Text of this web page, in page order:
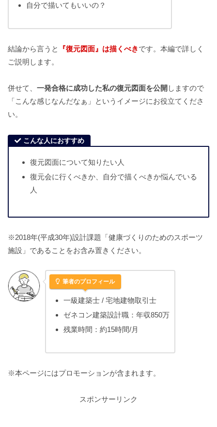
自分で描いてもいいの？
結論から言うと 『復元図面 』は描くべきです。本編で詳しく
ご説明します。
併せて、 一発合格に成功した私の復元図面を公開 しますので
「こんな感じなんだなぁ」というイメージにお役立てくださ
い。
こんな人におすすめ
復元図面について知りたい人
復元会に行くべきか、自分で描くべきか悩んでいる
人
※2018年(平成30年)設計課題「健康づくりのためのスポーツ
施設」であることをお含み置きください。
筆者のプロフィール
一級建築士 / 宅地建物取引士
ゼネコン建築設計職：年収850万
残業時間：約15時間/月
※本ページにはプロモーションが含まれます。
スポンサーリンク